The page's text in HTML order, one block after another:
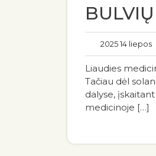
2025 14 liepos
Liaudies
Tačiau dėl
dalyse,
medicinoje […]